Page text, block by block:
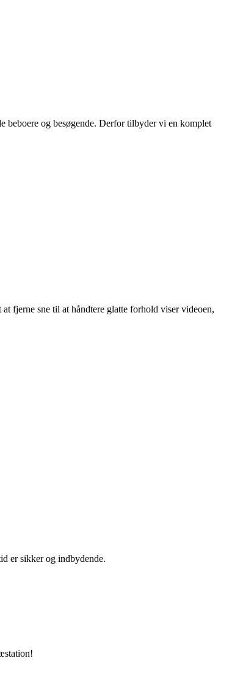
beboere og besøgende. Derfor tilbyder vi en komplet
fjerne sne til at håndtere glatte forhold viser videoen,
er sikker og indbydende.